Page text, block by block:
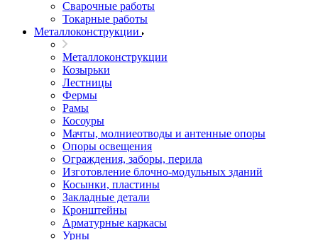
Сварочные работы
Токарные работы
Металлоконструкции
Металлоконструкции
Козырьки
Лестницы
Фермы
Рамы
Косоуры
Мачты, молниеотводы и антенные опоры
Опоры освещения
Ограждения, заборы, перила
Изготовление блочно-модульных зданий
Косынки, пластины
Закладные детали
Кронштейны
Арматурные каркасы
Урны